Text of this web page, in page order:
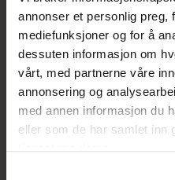
annonser et personlig preg,
mediefunksjoner og for å
dessuten informasjon om
vårt, med partnerne våre
annonsering og
med annen informasjon du
eller som de har samlet inn
tjenestene deres.
Steinbruddet
000 M2.